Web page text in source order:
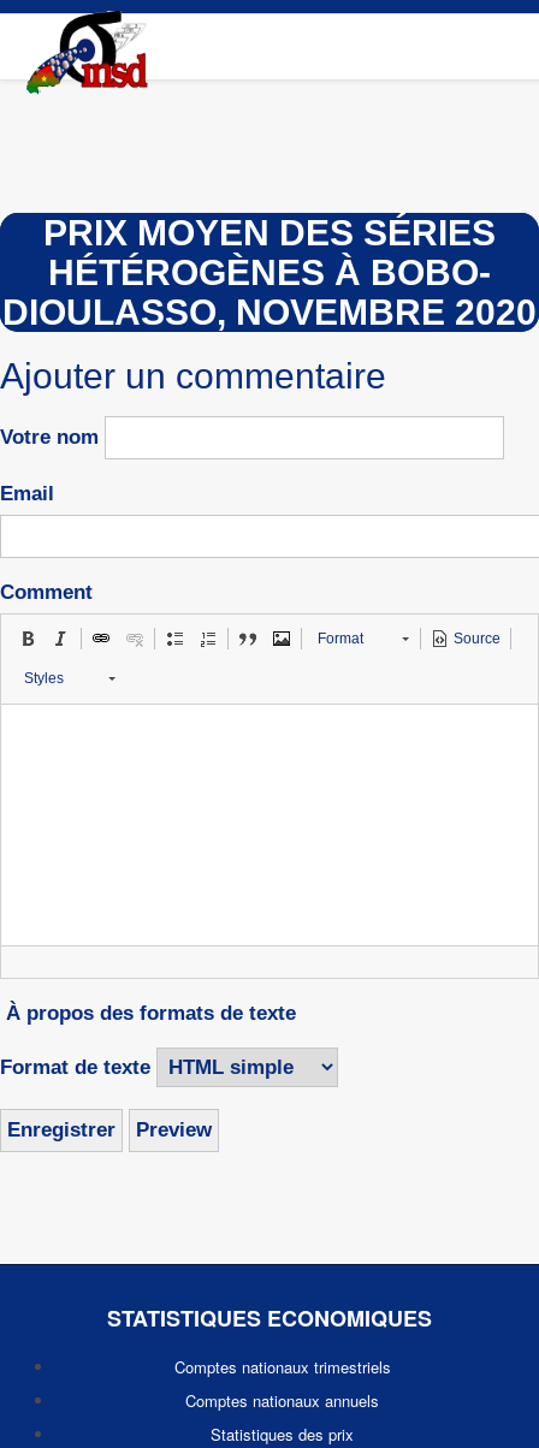
Aller
contenu
principal
PRIX MOYEN DES SÉRIES
HÉTÉROGÈNES À BOBO-
DIOULASSO, NOVEMBRE 2020
Ajouter un commentaire
Votre nom
Email
Comment
Format Source
Styles
À propos des formats de texte
Format de texte
STATISTIQUES ECONOMIQUES
Comptes nationaux trimestriels
Comptes nationaux annuels
Statistiques des prix